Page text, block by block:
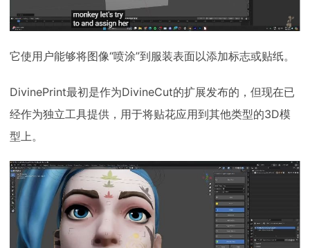
它使用户能够将图像“喷涂”到服装表面以添加标志或贴纸。
DivinePrint最初是作为DivineCut的扩展发布的，但现在已
经作为独立工具提供，用于将贴花应用到其他类型的3D模
型上。